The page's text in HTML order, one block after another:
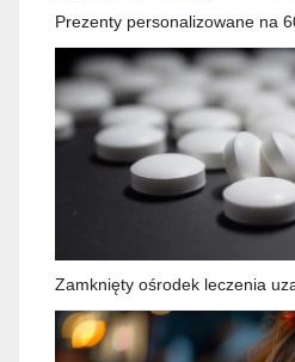
Prezenty personalizowane na
Zamknięty ośrodek leczenia